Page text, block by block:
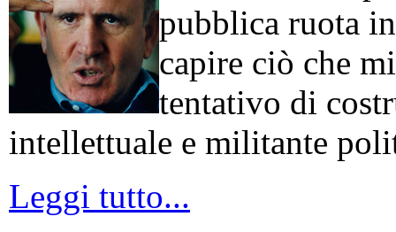
pubblica ruota
capire ciò che
tentativo di
intellettuale e militante
Leggi tutto...